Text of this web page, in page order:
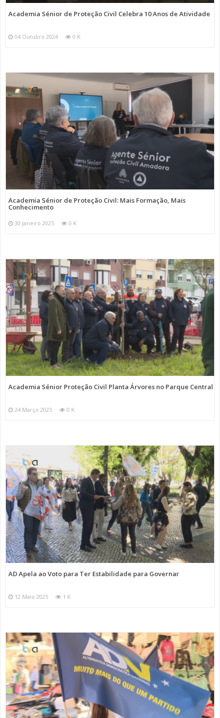
Academia Sénior de Proteção Civil Celebra 10 Anos de Atividade
04 Outubro 2024 0 K
Academia Sénior de Proteção Civil: Mais Formação, Mais
Conhecimento
30 Janeiro 2025 0 K
Academia Sénior Proteção Civil Planta Árvores no Parque Central
24 Março 2025 0 K
AD Apela ao Voto para Ter Estabilidade para Governar
12 Maio 2025 1 K